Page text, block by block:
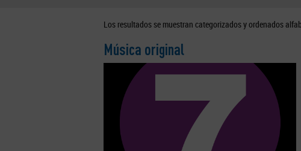
Los resultados se muestran categorizados y ordenados
Música original